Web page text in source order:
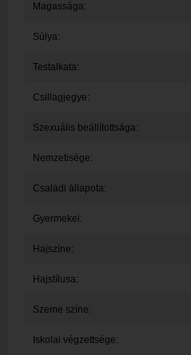
Magassága:
Súlya:
Testalkata:
Csillagjegye:
Szexuális beállítottsága:
Nemzetisége:
Családi állapota:
Gyermekei:
Hajszíne:
Hajstílusa:
Szeme színe:
Iskolai végzettsége: